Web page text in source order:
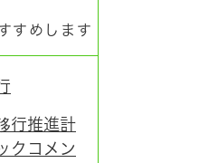
すめします
行推進計
クコメン